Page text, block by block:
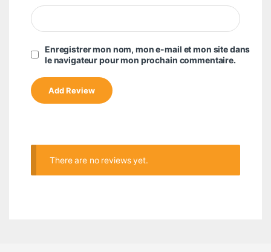
Enregistrer mon nom, mon e-mail et mon site dans
le navigateur pour mon prochain commentaire.
There are no reviews yet.